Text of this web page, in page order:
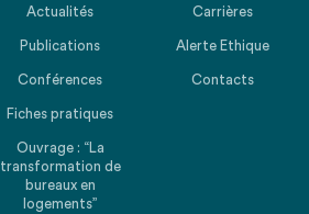
Actualités
Publications
Conférences
Fiches pratiques
Ouvrage : “La
transformation de
bureaux en
logements”
Carrières
Alerte Ethique
Contacts